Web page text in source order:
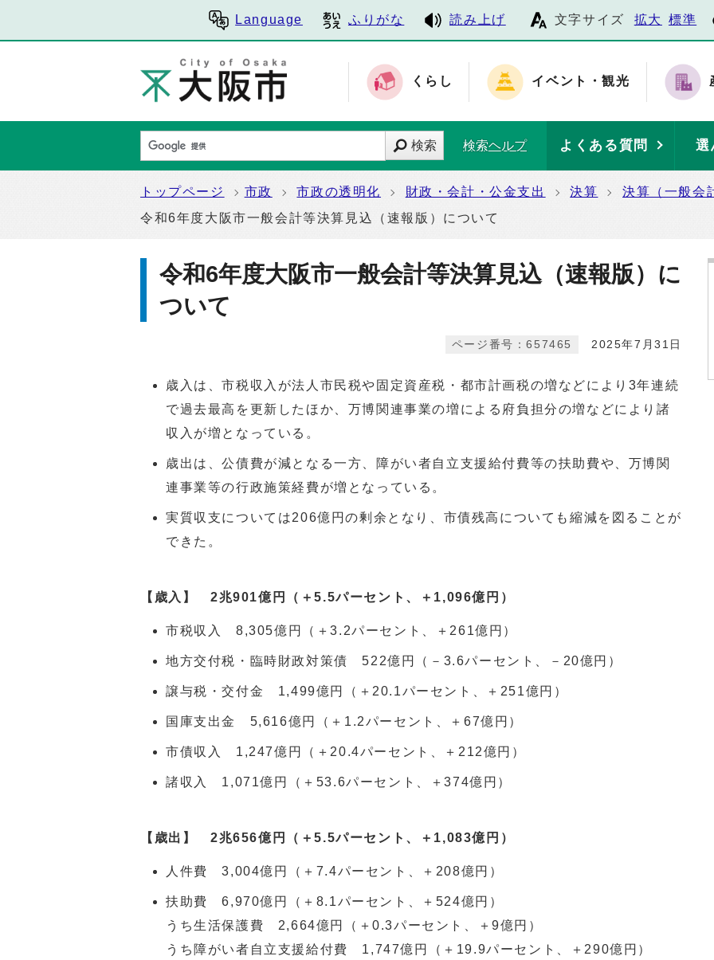
Language ふりがな 読み上げ 文字サイズ 拡大 標準
くらし イベント・観光
検索 検索ヘルプ よくある質問 選
トップページ 市政 市政の透明化 財政・会計・公金支出 決算
決算（一般会
令和6年度大阪市一般会計等決算見込（速報版）について
令和6年度大阪市一般会計等決算見込（速報版）に
ついて
2025年7月31日
ページ番号：657465
歳入は、市税収入が法人市民税や固定資産税・都市計画税の増などにより3年連続
で過去最高を更新したほか、万博関連事業の増による府負担分の増などにより諸
収入が増となっている。
歳出は、公債費が減となる一方、障がい者自立支援給付費等の扶助費や、万博関
連事業等の行政施策経費が増となっている。
実質収支については206億円の剰余となり、市債残高についても縮減を図ることが
できた。
【歳入】 2兆901億円（＋5.5パーセント、＋1,096億円）
市税収入 8,305億円（＋3.2パーセント、＋261億円）
地方交付税・臨時財政対策債 522億円（－3.6パーセント、－20億円）
譲与税・交付金 1,499億円（＋20.1パーセント、＋251億円）
国庫支出金 5,616億円（＋1.2パーセント、＋67億円）
市債収入 1,247億円（＋20.4パーセント、＋212億円）
諸収入 1,071億円（＋53.6パーセント、＋374億円）
【歳出】 2兆656億円（＋5.5パーセント、＋1,083億円）
人件費 3,004億円（＋7.4パーセント、＋208億円）
扶助費 6,970億円（＋8.1パーセント、＋524億円）
うち生活保護費 2,664億円（＋0.3パーセント、＋9億円）
うち障がい者自立支援給付費 1,747億円（＋19.9パーセント、＋290億円）